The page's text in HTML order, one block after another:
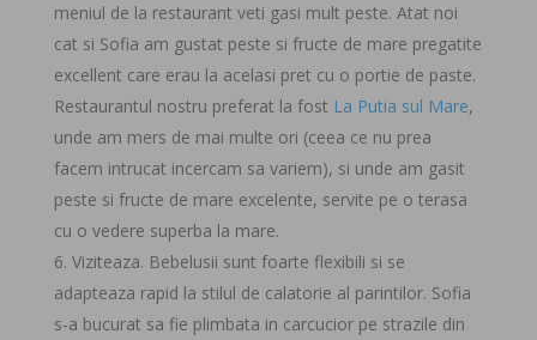
meniul de la restaurant veti gasi mult peste. Atat noi
cat si Sofia am gustat peste si fructe de mare pregatite
excellent care erau la acelasi pret cu o portie de paste.
Restaurantul nostru preferat la fost La Putia sul Mare,
unde am mers de mai multe ori (ceea ce nu prea
facem intrucat incercam sa variem), si unde am gasit
peste si fructe de mare excelente, servite pe o terasa
cu o vedere superba la mare.
Viziteaza. Bebelusii sunt foarte flexibili si se
adapteaza rapid la stilul de calatorie al parintilor. Sofia
s-a bucurat sa fie plimbata in carcucior pe strazile din